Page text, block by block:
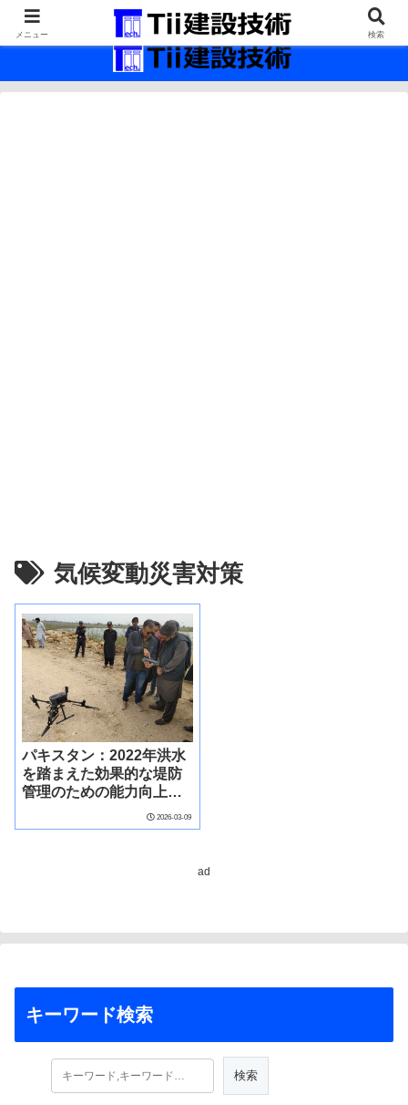
最新の建設技術の情報インフラ。
気候変動災害対策
パキスタン：2022年洪水
を踏まえた効果的な堤防
管理のための能力向上プ
2026-03-09
ad
キーワード検索
メニュー 検索